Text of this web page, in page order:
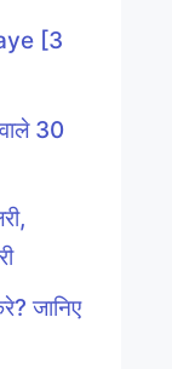
[3
30
जानिए